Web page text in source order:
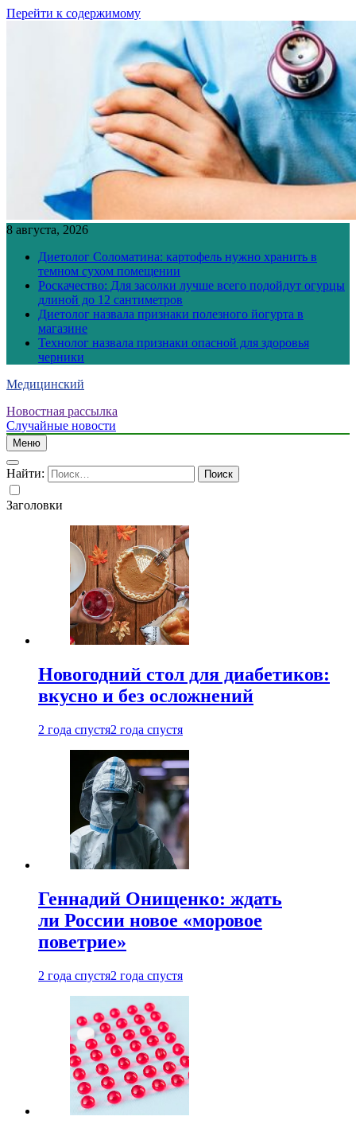
Перейти к содержимому
8 августа, 2026
Диетолог Соломатина: картофель нужно хранить в
темном сухом помещении
Роскачество: Для засолки лучше всего подойдут огурцы
длиной до 12 сантиметров
Диетолог назвала признаки полезного йогурта в
магазине
Технолог назвала признаки опасной для здоровья
черники
Медицинский
Новостная рассылка
Случайные новости
Меню
Найти:
Заголовки
Новогодний стол для диабетиков:
вкусно и без осложнений
2 года спустя2 года спустя
Геннадий Онищенко: ждать
ли России новое «моровое
поветрие»
2 года спустя2 года спустя